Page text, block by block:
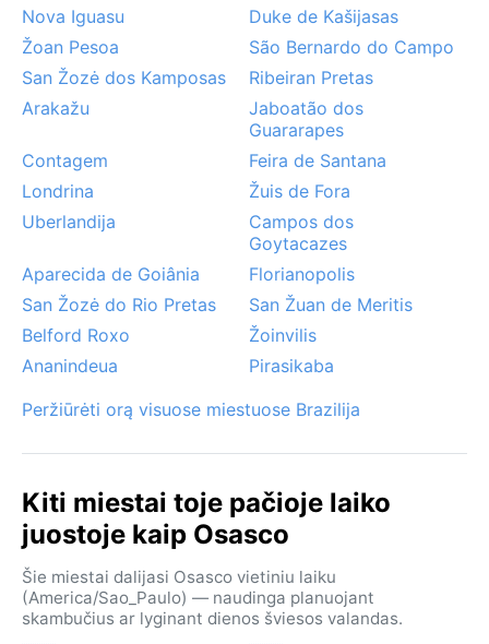
Nova Iguasu
Duke de Kašijasas
Žoan Pesoa
São Bernardo do Campo
San Žozė dos Kamposas
Ribeiran Pretas
Arakažu
Jaboatão dos
Guararapes
Contagem
Feira de Santana
Londrina
Žuis de Fora
Uberlandija
Campos dos
Goytacazes
Aparecida de Goiânia
Florianopolis
San Žozė do Rio Pretas
San Žuan de Meritis
Belford Roxo
Žoinvilis
Ananindeua
Pirasikaba
Peržiūrėti orą visuose miestuose Brazilija
Kiti miestai toje pačioje laiko
juostoje kaip Osasco
Šie miestai dalijasi Osasco vietiniu laiku
(America/Sao_Paulo) — naudinga planuojant
skambučius ar lyginant dienos šviesos valandas.